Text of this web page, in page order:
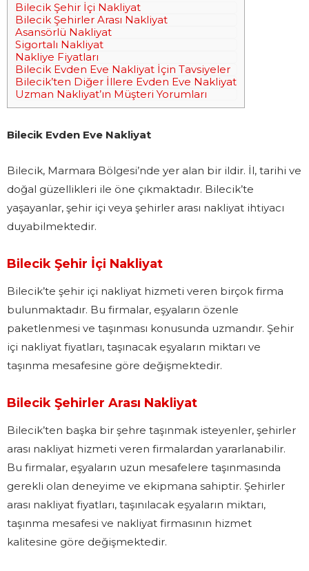
Bilecik Şehir İçi Nakliyat
Bilecik Şehirler Arası Nakliyat
Asansörlü Nakliyat
Sigortalı Nakliyat
Nakliye Fiyatları
Bilecik Evden Eve Nakliyat İçin Tavsiyeler
Bilecik’ten Diğer İllere Evden Eve Nakliyat
Uzman Nakliyat’ın Müşteri Yorumları
Bilecik Evden Eve Nakliyat
Bilecik, Marmara Bölgesi’nde yer alan bir ildir. İl, tarihi ve
doğal güzellikleri ile öne çıkmaktadır. Bilecik’te
yaşayanlar, şehir içi veya şehirler arası nakliyat ihtiyacı
duyabilmektedir.
Bilecik Şehir İçi Nakliyat
Bilecik’te şehir içi nakliyat hizmeti veren birçok firma
bulunmaktadır. Bu firmalar, eşyaların özenle
paketlenmesi ve taşınması konusunda uzmandır. Şehir
içi nakliyat fiyatları, taşınacak eşyaların miktarı ve
taşınma mesafesine göre değişmektedir.
Bilecik Şehirler Arası Nakliyat
Bilecik’ten başka bir şehre taşınmak isteyenler, şehirler
arası nakliyat hizmeti veren firmalardan yararlanabilir.
Bu firmalar, eşyaların uzun mesafelere taşınmasında
gerekli olan deneyime ve ekipmana sahiptir. Şehirler
arası nakliyat fiyatları, taşınılacak eşyaların miktarı,
taşınma mesafesi ve nakliyat firmasının hizmet
kalitesine göre değişmektedir.